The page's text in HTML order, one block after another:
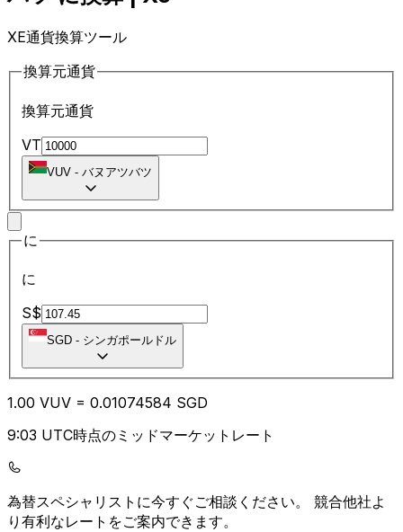
XE通貨換算ツール
換算元通貨
換算元通貨
VT
VUV - バヌアツバツ
に
に
S$
SGD - シンガポールドル
1.00 VUV = 0.01074584 SGD
9:03 UTC時点のミッドマーケットレート
為替スペシャリストに今すぐご相談ください。 競合他社よ
り有利なレートをご案内できます。